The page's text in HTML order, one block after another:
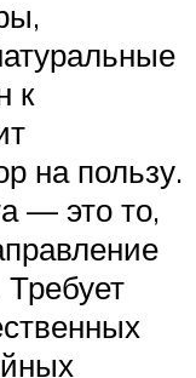
к
на пользу.
— это то,